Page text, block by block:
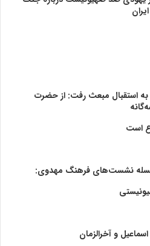
به استقبال مبعث رفت: از حضرت
است
نشست‌های فرهنگ مهدوی:‌
و آخرالزمان